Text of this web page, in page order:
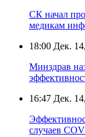
СК начал
медикам
18:00 Дек.
Минздрав
16:47 Дек.
случаев